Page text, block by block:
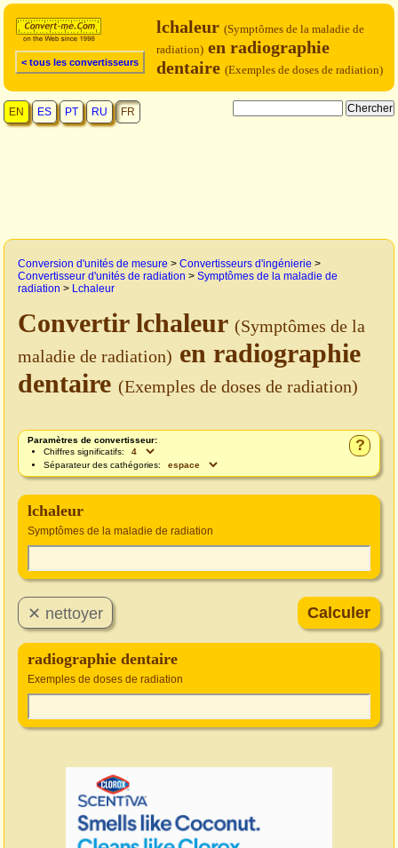
< tous les convertisseurs
lchaleur (Symptômes de la maladie de
radiation) en radiographie
dentaire (Exemples de doses de radiation)
EN ES PT RU FR
Conversion d'unités de mesure > Convertisseurs d'ingénierie >
Convertisseur d'unités de radiation > Symptômes de la maladie de
radiation > Lchaleur
Convertir lchaleur (Symptômes de la
maladie de radiation) en radiographie
dentaire (Exemples de doses de radiation)
?
Paramètres de convertisseur:
Chiffres significatifs:
Séparateur des cathégories:
lchaleur
Symptômes de la maladie de radiation
radiographie dentaire
Exemples de doses de radiation